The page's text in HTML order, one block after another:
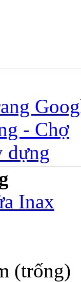
Inax
(trống)